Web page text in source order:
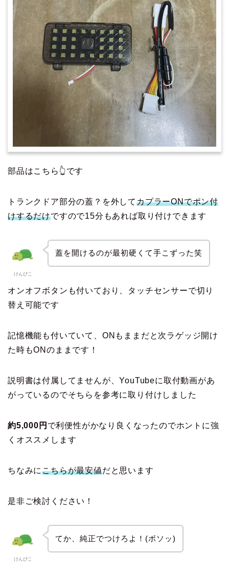
部品はこちら👆です
トランクドア部分の蓋？を外してカプラーONでポン付
けするだけですので15分もあれば取り付けできます
けんぴこ
蓋を開けるのが最初硬くて手こずった笑
オンオフボタンも付いており、タッチセンサーで切り
替え可能です
記憶機能も付いていて、ONもままだと次ラゲッジ開け
た時もONのままです！
説明書は付属してませんが、YouTubeに取付動画があ
がっているのでそちらを参考に取り付けしました
約5,000円 で利便性がかなり良くなったのでホントに強
くオススメします
ちなみにこちらが最安値だと思います
是非ご検討ください！
けんぴこ
てか、純正でつけろよ！(ボソッ)